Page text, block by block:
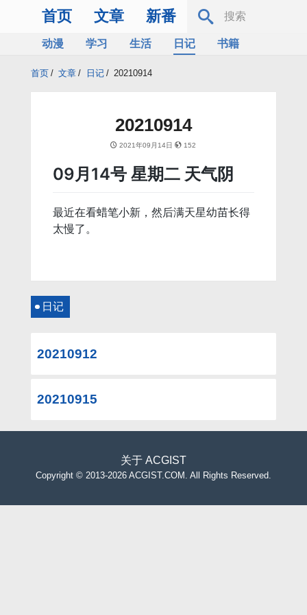
首页 文章 新番
动漫 学习 生活 日记
书籍
首页 / 文章 / 日记 / 20210914
20210914
2021年09月14日 152
09月14号 星期二 天气阴
最近在看蜡笔小新，然后满天星幼苗长得
太慢了。
日记
20210912
20210915
关于 ACGIST
Copyright © 2013-2026 ACGIST.COM. All Rights Reserved.